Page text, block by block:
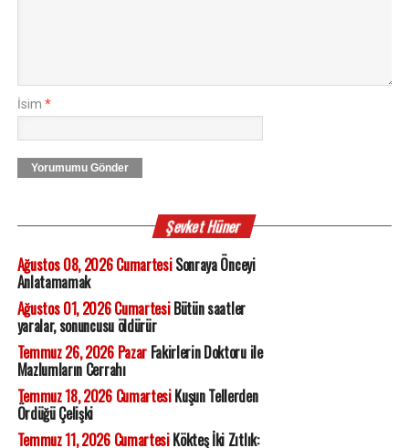
İsim *
Yorumumu Gönder
Şevket Hüner
Ağustos 08, 2026 CumartesiSonraya Önceyi
Anlatamamak
Ağustos 01, 2026 CumartesiBütün saatler
yaralar, sonuncusu öldürür
Temmuz 26, 2026 PazarFakirlerin Doktoru ile
Mazlumların Cerrahı
Temmuz 18, 2026 CumartesiKuşun Tellerden
Ördüğü Çelişki
Temmuz 11, 2026 CumartesiKökteş İki Zıtlık: